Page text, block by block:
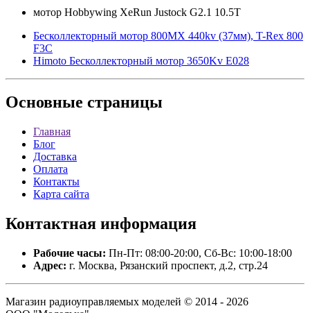
мотор Hobbywing XeRun Justock G2.1 10.5Т
Бесколлекторный мотор 800MX 440kv (37мм), T-Rex 800
F3C
Himoto Бесколлекторный мотор 3650Kv E028
Основные страницы
Главная
Блог
Доставка
Оплата
Контакты
Карта сайта
Контактная информация
Рабочие часы: Пн-Пт: 08:00-20:00, Сб-Вс: 10:00-18:00
Адрес: г. Москва, Рязанский проспект, д.2, стр.24
Магазин радиоуправляемых моделей © 2014 - 2026